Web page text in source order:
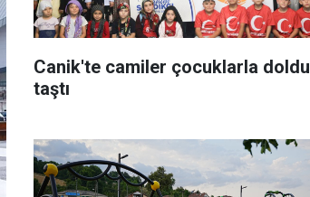
Canik'te camiler çocuklarla doldu
taştı